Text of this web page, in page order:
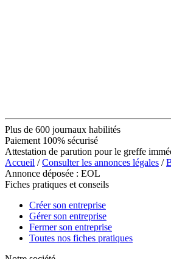
Plus de 600 journaux habilités
Paiement 100% sécurisé
Attestation de parution pour le greffe
Accueil /Consulter les annonces légales /
Annonce déposée : EOL
Fiches pratiques et conseils
Créer son entreprise
Gérer son entreprise
Fermer son entreprise
Toutes nos fiches pratiques